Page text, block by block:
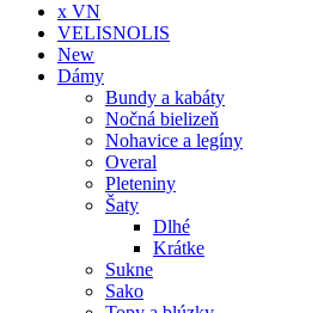
x VN
VELISNOLIS
New
Dámy
Bundy a kabáty
Nočná bielizeň
Nohavice a legíny
Overal
Pleteniny
Šaty
Dlhé
Krátke
Sukne
Sako